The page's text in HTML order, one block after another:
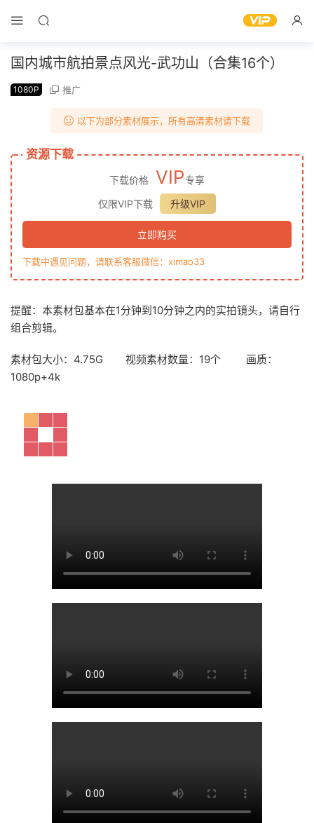
国内城市航拍景点风光-武功山（合集16个）
1080P 推广
以下为部分素材展示，所有高清素材请下载
资源下载
下载价格 VIP专享
仅限VIP下载
升级VIP
立即购买
下载中遇见问题，请联系客服微信：ximao33
提醒：本素材包基本在1分钟到10分钟之内的实拍镜头，请自行
组合剪辑。
素材包大小：4.75G 视频素材数量：19个 画质：
1080p+4k